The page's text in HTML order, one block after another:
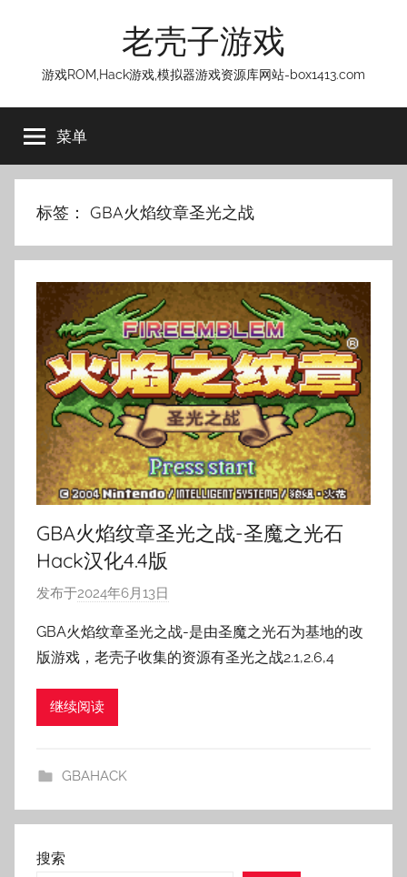
老壳子游戏
游戏ROM,Hack游戏,模拟器游戏资源库网站-box1413.com
菜单
标签： GBA火焰纹章圣光之战
GBA火焰纹章圣光之战-圣魔之光石
Hack汉化4.4版
发布于2024年6月13日
:
老
GBA火焰纹章圣光之战-是由圣魔之光石为基地的改
版游戏，老壳子收集的资源有圣光之战2.1,2.6,4
继续阅读
GBAHACK
搜索